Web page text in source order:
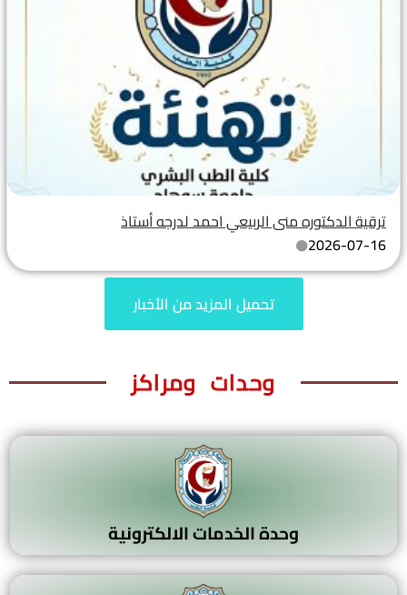
ترقية الدكتوره منى الربيعي احمد لدرجه أستاذ
2026-07-16
تحميل المزيد من الأخبار
وحدات ومراكز
وحدة الخدمات الالكترونية